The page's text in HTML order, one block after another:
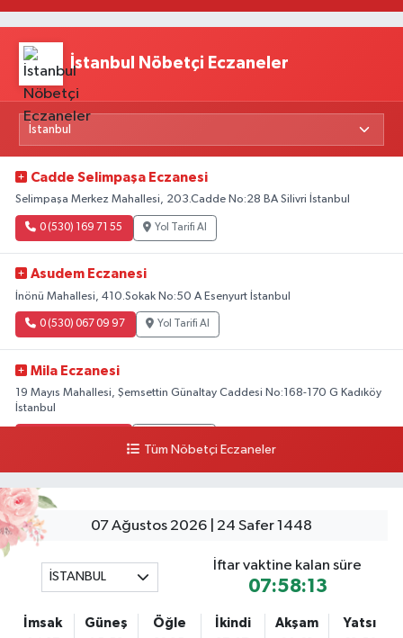
İstanbul Nöbetçi Eczaneler
Cadde Selimpaşa Eczanesi
Selimpaşa Merkez Mahallesi, 203.Cadde No:28 BA Silivri İstanbul
0 (530) 169 71 55 Yol Tarifi Al
Asudem Eczanesi
İnönü Mahallesi, 410.Sokak No:50 A Esenyurt İstanbul
0 (530) 067 09 97 Yol Tarifi Al
Mila Eczanesi
19 Mayıs Mahallesi, Şemsettin Günaltay Caddesi No:168-170 G Kadıköy
İstanbul
Ortabayır Mahallesi, Talatpaşa Caddesi, No:123 A Gültepe Kağıthane
İstanbul
Gültepe Hayat Eczanesi
Ortabayır Mahallesi, Talatpaşa Caddesi, No:123 A Gültepe Kağıthane
Tüm Nöbetçi Eczaneler
07 Ağustos 2026 | 24 Safer 1448
İSTANBUL
İftar vaktine kalan süre
07:58:12
İmsak
Güneş
Öğle
İkindi
Akşam
Yatsı